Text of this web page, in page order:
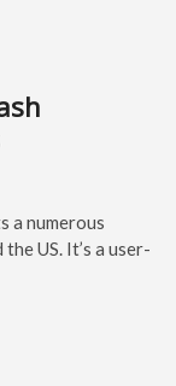
a numerous
US. It’s a user-